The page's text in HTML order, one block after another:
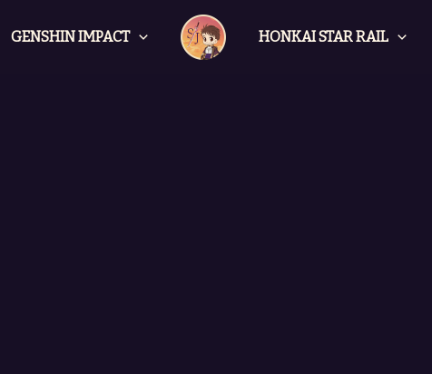
GENSHIN IMPACT HONKAI STAR RAIL